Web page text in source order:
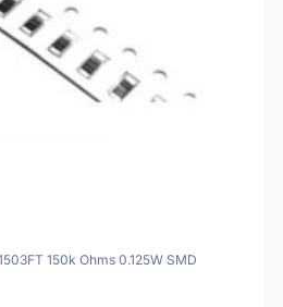
150k Ohms 0.125W SMD